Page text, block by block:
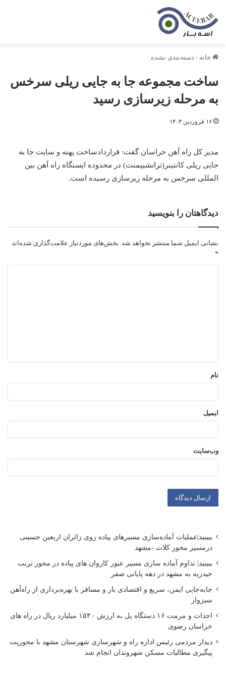
خانه / دسته‌بندی نشده
ساخت مجموعه جا به جایی ریلی سرخس
به مرحله زیرسازی رسید
۱۶ فروردین ۱۴۰۳
مدیر کل راه آهن خراسان گفت: قراردادساخت پهنه و سایت جا به
جایی ریلی کانتینر(ترانشیپمنت) در محدوده ایستگاه راه آهن بین
المللی سرخس به مرحله زیرسازی رسیده است.
دیدگاهتان را بنویسید
نشانی ایمیل شما منتشر نخواهد شد. بخش‌های موردنیاز علامت‌گذاری شده‌اند
*
*
نام
ایمیل
وب‌سایت
ببینید|عملیات آماده‌سازی مسیرهای پیاده روی زائران اربعین حسینی
درمسیر محور کلات -مشهد
ببینید| تداوم آماده سازی مسیر عبور کاروان های پیاده در محور تربت
حیدریه به مشهد در دهه پایانی صفر
جابه‌جایی ایمن، سریع و اقتصادی بار و مسافر با بهره‌برداری از راه‌آهن
سبزوار
احداث و مرمت ۱۶ دستگاه پل به ارزش ۱۵۳۰ میلیارد ریال در راه های
خراسان رضوی
دیدار مردمی رئیس اداره راه و شهرسازی شهرستان مشهد با محوریت
پیگیری مطالبات مسکن شهروندان انجام شد